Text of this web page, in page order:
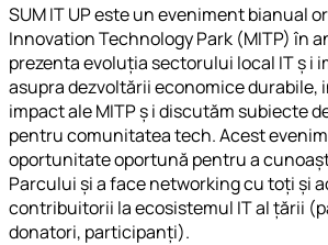
SUM IT UP este un eveniment bianual
Innovation Technology Park (MITP) în
prezenta evoluția sectorului local IT ș i
asupra dezvoltării economice durabile,
impact ale MITP ș i discutăm subiecte
pentru comunitatea tech. Acest
oportunitate oportună pentru a
Parcului și a face networking cu toți și
contribuitorii la ecosistemul IT al țării
donatori, participanți).